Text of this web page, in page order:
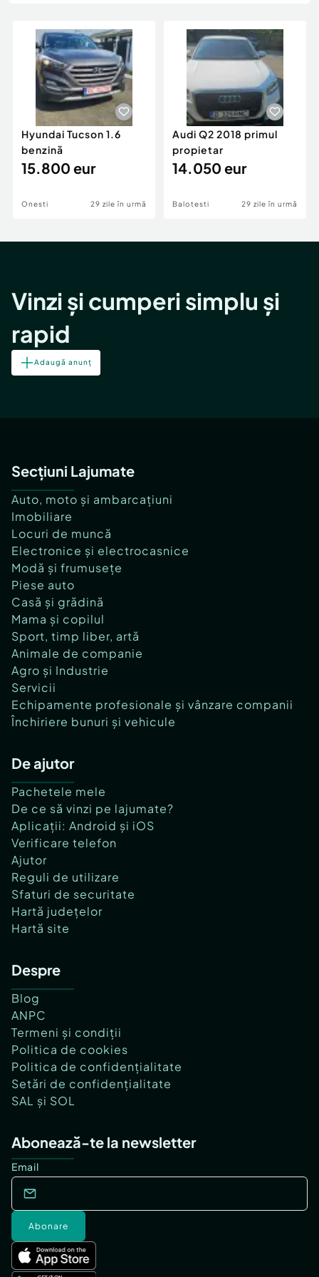
Animale de companie
Afaceri și echipamente profesionale
Inchiriere Bunuri si Vehicule
Piese auto si accesorii
Dacia Duster
Hyundai Tucson 1.6
benzină
15.800 eur
Onesti 29 zile în urmă
Audi Q2 2018 primul
propietar
14.050 eur
Balotesti 29 zile în urmă
Vinzi și cumperi simplu și
rapid
Adaugă anunț
Secțiuni Lajumate
Auto, moto și ambarcațiuni
Imobiliare
Locuri de muncă
Electronice și electrocasnice
Modă și frumusețe
Piese auto
Casă și grădină
Mama și copilul
Sport, timp liber, artă
Animale de companie
Agro și Industrie
Servicii
Echipamente profesionale și vânzare companii
Închiriere bunuri și vehicule
De ajutor
Pachetele mele
De ce să vinzi pe lajumate?
Aplicații: Android și iOS
Verificare telefon
Ajutor
Reguli de utilizare
Sfaturi de securitate
Hartă județelor
Hartă site
Despre
Blog
ANPC
Termeni și condiții
Politica de cookies
Politica de confidențialitate
Setări de confidențialitate
SAL și SOL
Abonează-te la newsletter
Email
Abonare